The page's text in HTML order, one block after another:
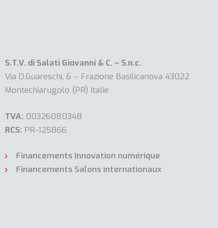
S.T.V. di Salati Giovanni & C. – S.n.c.
Via D.Guareschi, 6 – Frazione Basilicanova 43022
Montechiarugolo (PR) Italie
TVA: 00326080348
RCS: PR-125866
Financements Innovation numérique
Financements Salons internationaux